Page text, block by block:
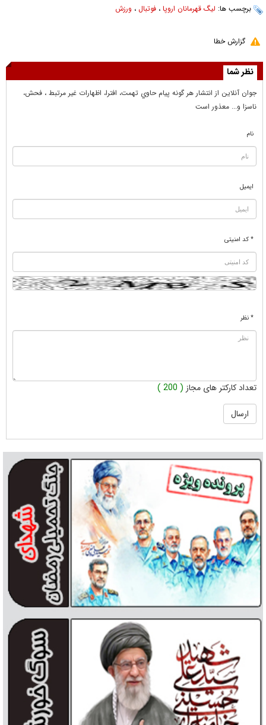
برچسب ها: لیگ قهرمانان اروپا ، فوتبال ، ورزش
گزارش خطا
نظر شما
جوان آنلاين از انتشار هر گونه پيام حاوي تهمت، افترا، اظهارات غير مرتبط ، فحش،
ناسزا و... معذور است
نام
ایمیل
* کد امنیتی
* نظر
تعداد کارکتر های مجاز ( 200 )